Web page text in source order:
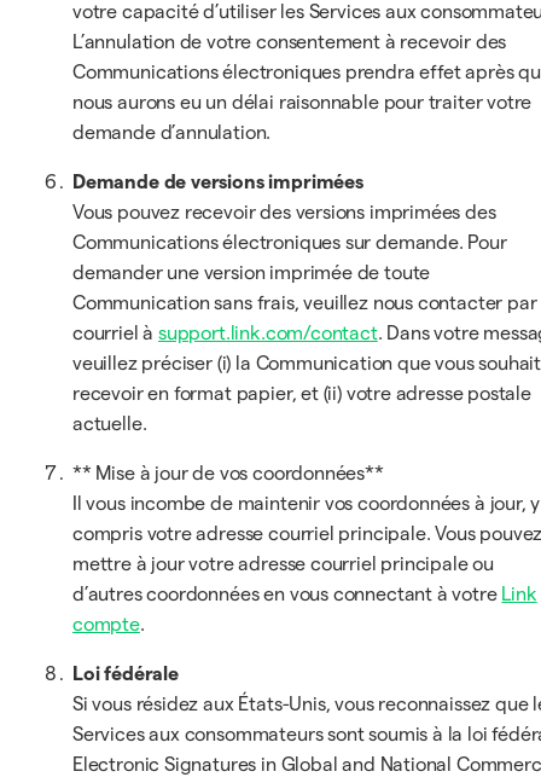
votre capacité d’utiliser les Services aux
L’annulation de votre consentement à recevoir des
Communications électroniques prendra effet après
nous aurons eu un délai raisonnable pour traiter votre
demande d’annulation.
Demande de versions imprimées
Vous pouvez recevoir des versions imprimées des
Communications électroniques sur demande. Pour
demander une version imprimée de toute
Communication sans frais, veuillez nous contacter par
courriel àsupport.link.com/contact. Dans votre
veuillez préciser (i) la Communication que vous
recevoir en format papier, et (ii) votre adresse postale
actuelle.
** Mise à jour de vos coordonnées**
Il vous incombe de maintenir vos coordonnées à jour, y
compris votre adresse courriel principale. Vous
mettre à jour votre adresse courriel principale ou
d’autres coordonnées en vous connectant à votre Link
compte.
Loi fédérale
Si vous résidez aux États-Unis, vous reconnaissez que
Services aux consommateurs sont soumis à la loi
Electronic Signatures in Global and National